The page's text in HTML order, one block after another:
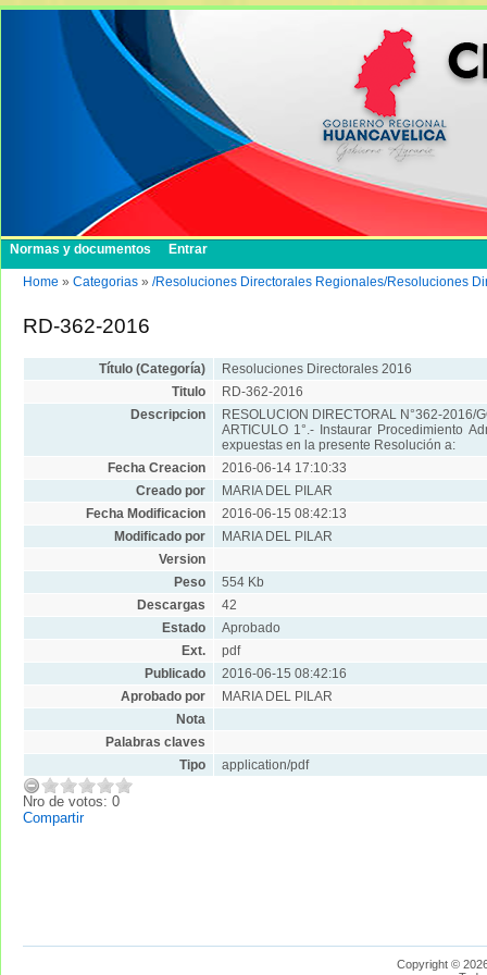
Normas y documentos Entrar
Home » Categorias » /Resoluciones Directorales Regionales/Resoluciones
RD-362-2016
Título (Categoría)
Resoluciones Directorales 2016
Titulo
RD-362-2016
Descripcion
RESOLUCION DIRECTORAL N°362-2016/
ARTICULO 1°.- Instaurar Procedimiento
expuestas en la presente Resolución a:
Fecha Creacion
2016-06-14 17:10:33
Creado por
MARIA DEL PILAR
Fecha Modificacion
2016-06-15 08:42:13
Modificado por
MARIA DEL PILAR
Version
Peso
554 Kb
Descargas
42
Estado
Aprobado
Ext.
pdf
Publicado
2016-06-15 08:42:16
Aprobado por
MARIA DEL PILAR
Nota
Palabras claves
Tipo
application/pdf
Nro de votos: 0
Compartir
Copyright ©